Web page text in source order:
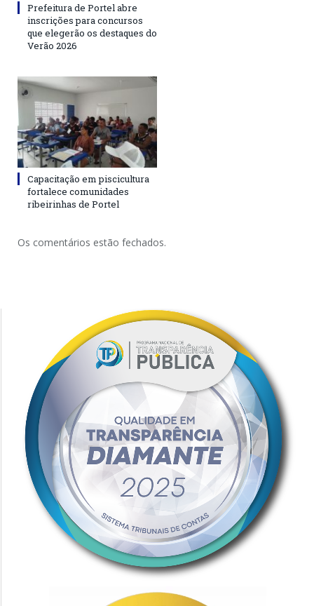
Prefeitura de Portel abre
inscrições para concursos
que elegerão os destaques do
Verão 2026
Capacitação em piscicultura
fortalece comunidades
ribeirinhas de Portel
Os comentários estão fechados.